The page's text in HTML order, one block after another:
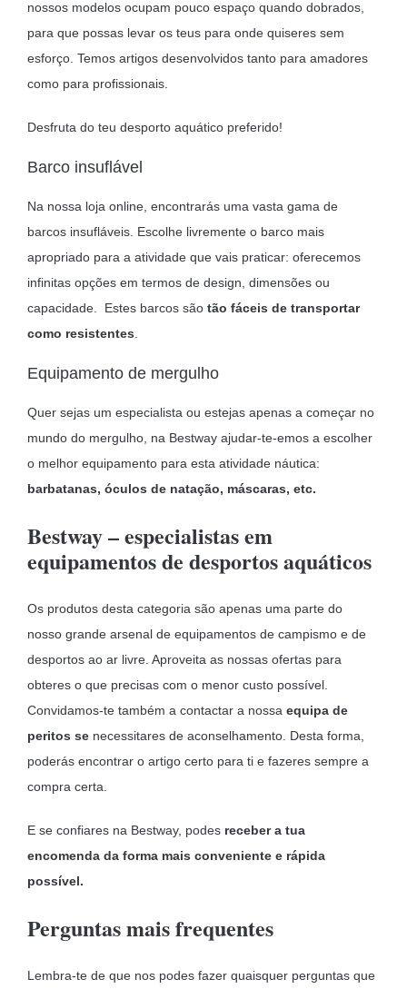
nossos modelos ocupam pouco espaço quando dobrados,
para que possas levar os teus para onde quiseres sem
esforço. Temos artigos desenvolvidos tanto para amadores
como para profissionais.
Desfruta do teu desporto aquático preferido!
Barco insuflável
Na nossa loja online, encontrarás uma vasta gama de
barcos insufláveis. Escolhe livremente o barco mais
apropriado para a atividade que vais praticar: oferecemos
infinitas opções em termos de design, dimensões ou
capacidade. Estes barcos são tão fáceis de transportar
como resistentes.
Equipamento de mergulho
Quer sejas um especialista ou estejas apenas a começar no
mundo do mergulho, na Bestway ajudar-te-emos a escolher
o melhor equipamento para esta atividade náutica:
barbatanas, óculos de natação, máscaras, etc.
Bestway – especialistas em
equipamentos de desportos aquáticos
Os produtos desta categoria são apenas uma parte do
nosso grande arsenal de equipamentos de campismo e de
desportos ao ar livre. Aproveita as nossas ofertas para
obteres o que precisas com o menor custo possível.
Convidamos-te também a contactar a nossa equipa de
peritos se necessitares de aconselhamento. Desta forma,
poderás encontrar o artigo certo para ti e fazeres sempre a
compra certa.
E se confiares na Bestway, podes receber a tua
encomenda da forma mais conveniente e rápida
possível.
Perguntas mais frequentes
Lembra-te de que nos podes fazer quaisquer perguntas que